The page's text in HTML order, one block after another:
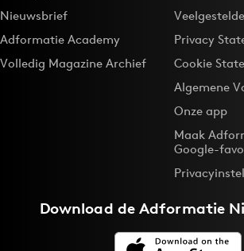
Nieuwsbrief
Adformatie Academy
Volledig Magazine Archief
Privacy
Cookie
Algemene
Onze app
Maak
Google-
Download deAdformatie